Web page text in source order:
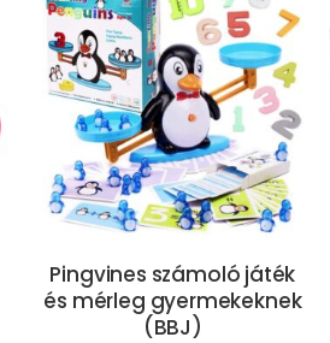
Pingvines számoló játék
és mérleg gyermekeknek
(BBJ)